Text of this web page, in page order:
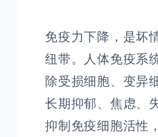
免疫力下降，是坏
纽带。人体免疫系
除受损细胞、变异
长期抑郁、焦虑、
抑制免疫细胞活性